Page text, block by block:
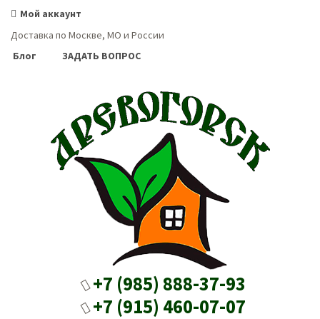
Мой аккаунт
Доставка по Москве, МО и России
Блог
ЗАДАТЬ ВОПРОС
+7 (985) 888-37-93
+7 (915) 460-07-07